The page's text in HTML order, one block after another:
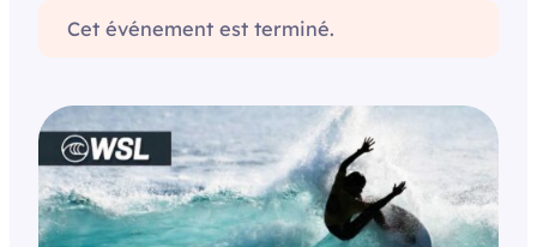
Cet événement est terminé.